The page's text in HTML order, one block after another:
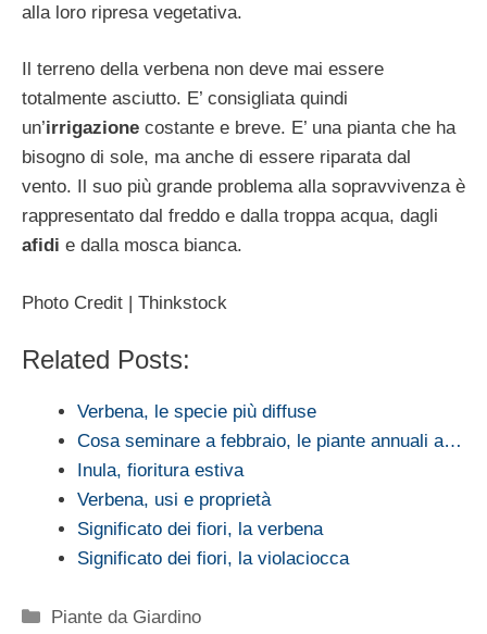
alla loro ripresa vegetativa.
Il terreno della verbena non deve mai essere
totalmente asciutto. E’ consigliata quindi
un’irrigazione costante e breve. E’ una pianta che ha
bisogno di sole, ma anche di essere riparata dal
vento. Il suo più grande problema alla sopravvivenza è
rappresentato dal freddo e dalla troppa acqua, dagli
afidi e dalla mosca bianca.
Photo Credit | Thinkstock
Related Posts:
Verbena, le specie più diffuse
Cosa seminare a febbraio, le piante annuali a…
Inula, fioritura estiva
Verbena, usi e proprietà
Significato dei fiori, la verbena
Significato dei fiori, la violaciocca
Categorie
Piante da Giardino